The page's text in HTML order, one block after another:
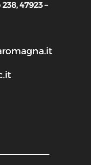
47923 –